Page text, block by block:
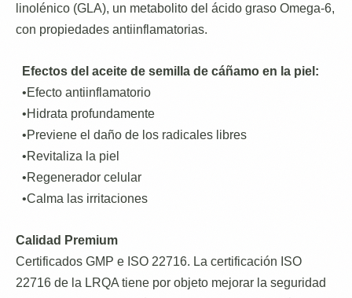
linolénico (GLA), un metabolito del ácido graso Omega-6,
con propiedades antiinflamatorias.
Efectos del aceite de semilla de cáñamo en la piel:
•Efecto antiinflamatorio
•Hidrata profundamente
•Previene el daño de los radicales libres
•Revitaliza la piel
•Regenerador celular
•Calma las irritaciones
Calidad Premium
Certificados GMP e ISO 22716. La certificación ISO
22716 de la LRQA tiene por objeto mejorar la seguridad